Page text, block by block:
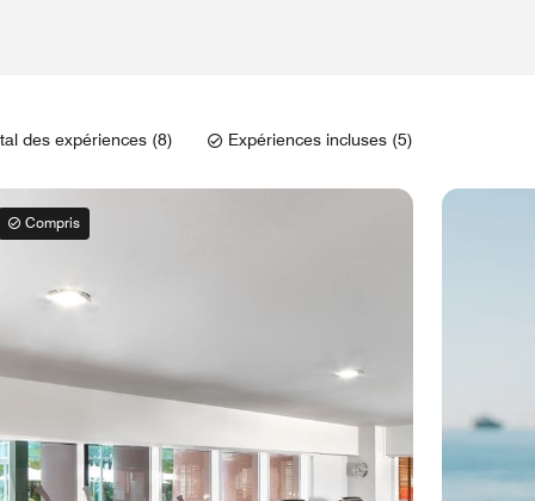
des expériences (8) Expériences incluses (5)
Compris